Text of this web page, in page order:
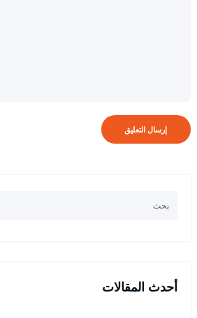
أحدث المقالات